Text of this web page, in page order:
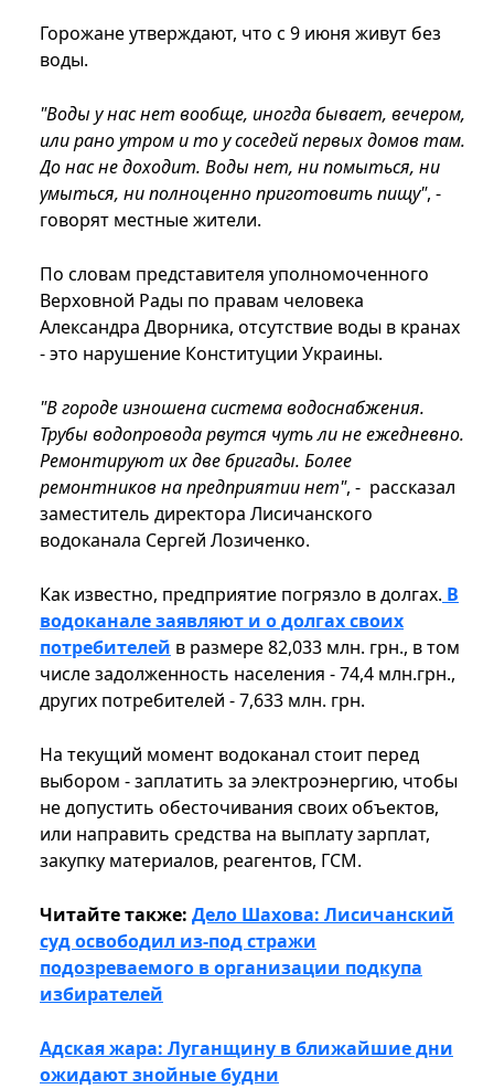
Горожане утверждают, что с 9 июня живут без
воды.
"Воды у нас нет вообще, иногда бывает, вечером,
или рано утром и то у соседей первых домов там.
До нас не доходит. Воды нет, ни помыться, ни
умыться, ни полноценно приготовить пищу", -
говорят местные жители.
По словам представителя уполномоченного
Верховной Рады по правам человека
Александра Дворника, отсутствие воды в кранах
- это нарушение Конституции Украины.
"В городе изношена система водоснабжения.
Трубы водопровода рвутся чуть ли не ежедневно.
Ремонтируют их две бригады. Более
ремонтников на предприятии нет", - рассказал
заместитель директора Лисичанского
водоканала Сергей Лозиченко.
Как известно, предприятие погрязло в долгах. В
водоканале заявляют и о долгах своих
потребителей в размере 82,033 млн. грн., в том
числе задолженность населения - 74,4 млн.грн.,
других потребителей - 7,633 млн. грн.
На текущий момент водоканал стоит перед
выбором - заплатить за электроэнергию, чтобы
не допустить обесточивания своих объектов,
или направить средства на выплату зарплат,
закупку материалов, реагентов, ГСМ.
Читайте также: Дело Шахова: Лисичанский
суд освободил из-под стражи
подозреваемого в организации подкупа
избирателей
Адская жара: Луганщину в ближайшие дни
ожидают знойные будни